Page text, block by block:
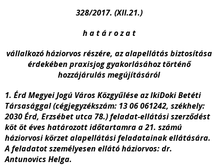
328/2017. (XII.21.)
h a t á r o z a t
vállalkozó háziorvos részére, az alapellátás biztosítása
érdekében praxisjog gyakorlásához történő
hozzájárulás megújításáról
1. Érd Megyei Jogú Város Közgyűlése az IkiDoki Betéti
Társasággal (cégjegyzékszám: 13 06 061242, székhely:
2030 Érd, Erzsébet utca 78.) feladat-ellátási szerződést
köt öt éves határozott időtartamra a 21. számú
háziorvosi körzet alapellátási feladatainak ellátására.
A feladatot személyesen ellátó háziorvos: dr.
Antunovics Helga.